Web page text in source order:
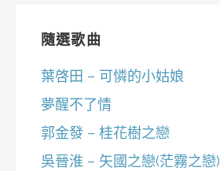
隨選歌曲
葉啓田 – 可憐的小姑娘
夢醒不了情
郭金發 – 桂花樹之戀
吳晉淮 – 矢國之戀(茫霧之戀)